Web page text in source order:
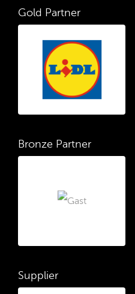
Gold Partner
Bronze Partner
Supplier